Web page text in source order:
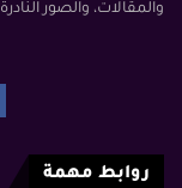
والمقالات، والصور
روابط مهمة